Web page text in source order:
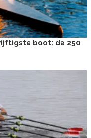
boot: de 250